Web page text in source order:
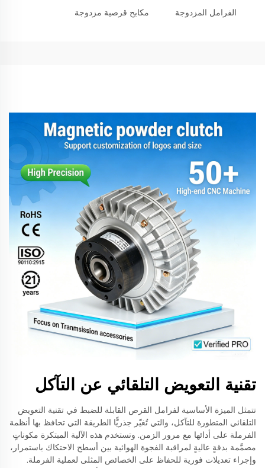
الفرامل المزدوجة مكابح قرصية مزدوجة
تقنية التعويض التلقائي عن التآكل
تتمثل الميزة الأساسية لفرامل القرص القابلة للضبط في تقنية التعويض
التلقائي المتطورة للتآكل، والتي تُغيّر جذريًّا الطريقة التي تحافظ بها أنظمة
الفرملة على أدائها مع مرور الزمن. وتستخدم هذه الآلية المبتكرة مكوناتٍ
مصمَّمة بدقةٍ عاليةٍ لمراقبة الفجوة الهوائية بين أسطح الاحتكاك باستمرار،
وإجراء تعديلات فورية للحفاظ على الخصائص المثلى لعملية الفرملة.